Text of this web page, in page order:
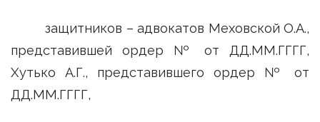
защитников – адвокатов Меховской О.А.,
представившей ордер № от ДД.ММ.ГГГГ,
Хутько А.Г., представившего ордер № от
ДД.ММ.ГГГГ,